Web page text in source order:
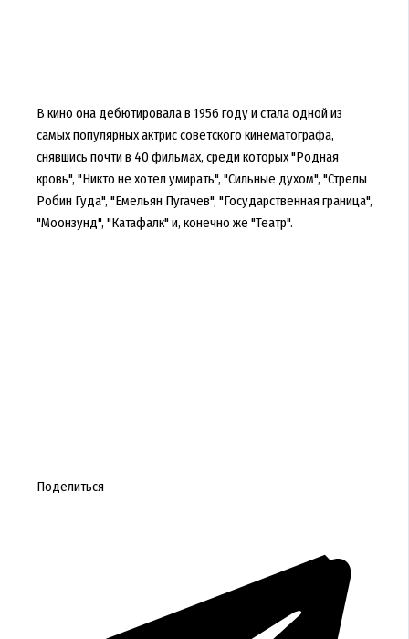
В кино она дебютировала в 1956 году и стала одной из
самых популярных актрис советского кинематографа,
снявшись почти в 40 фильмах, среди которых "Родная
кровь", "Никто не хотел умирать", "Сильные духом", "Стрелы
Робин Гуда", "Емельян Пугачев", "Государственная граница",
"Моонзунд", "Катафалк" и, конечно же "Театр".
Поделиться